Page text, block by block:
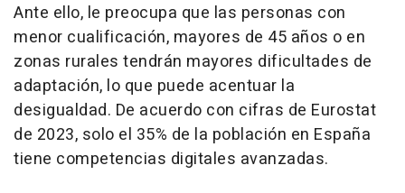
Ante ello, le preocupa que las personas con
menor cualificación, mayores de 45 años o en
zonas rurales tendrán mayores dificultades de
adaptación, lo que puede acentuar la
desigualdad. De acuerdo con cifras de Eurostat
de 2023, solo el 35% de la población en España
tiene competencias digitales avanzadas.